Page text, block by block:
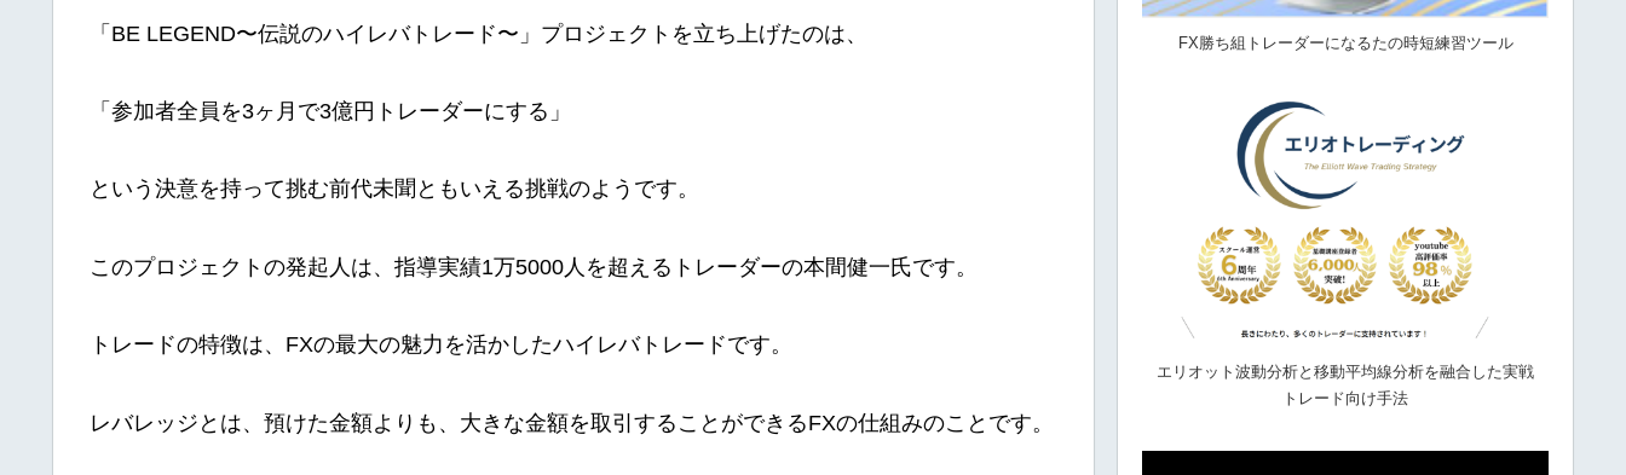
「BE LEGEND〜伝説のハイレバトレード〜」プロジェクトを立ち上げたのは、
「参加者全員を3ヶ月で3億円トレーダーにする」
という決意を持って挑む前代未聞ともいえる挑戦のようです。
このプロジェクトの発起人は、指導実績1万5000人を超えるトレーダーの本間健一氏です。
トレードの特徴は、FXの最大の魅力を活かしたハイレバトレードです。
レバレッジとは、預けた金額よりも、大きな金額を取引することができるFXの仕組みのことです。
FX勝ち組トレーダーになるたの時短練習ツール
エリオット波動分析と移動平均線分析を融合した実戦
トレード向け手法